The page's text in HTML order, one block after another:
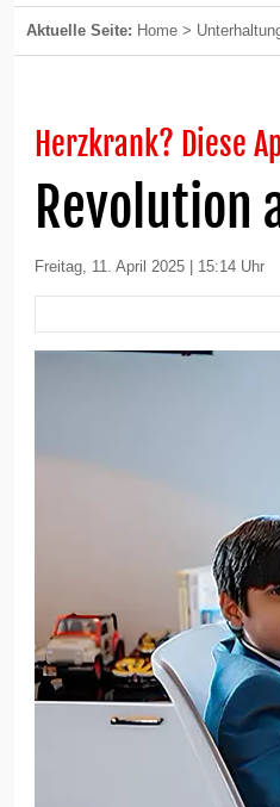
Aktuelle Seite: Home >
Herzkrank? Diese
Revolution
Freitag, 11. April 2025 | 15:14 Uhr